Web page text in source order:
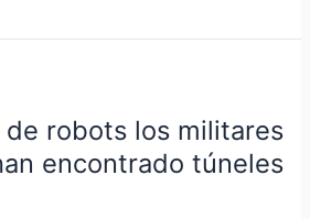
robots los militares
encontrado túneles